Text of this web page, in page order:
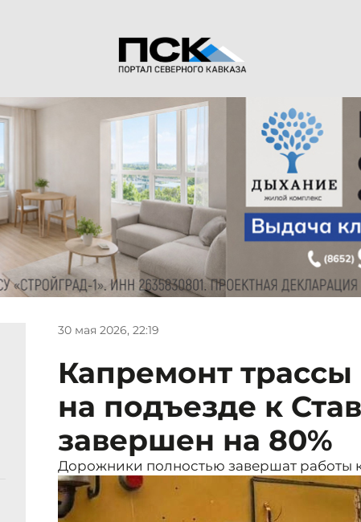
30 мая 2026, 22:19
Капремонт трассы
на подъезде к
завершен на 80%
Дорожники полностью завершат работы